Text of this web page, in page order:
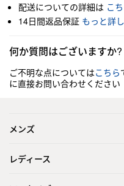
配送についての詳細は こ
14日間返品保証 もっと詳
何か質問はございますか?
ご不明な点についてはこちら
に直接お問い合わせください
メンズ
レディース